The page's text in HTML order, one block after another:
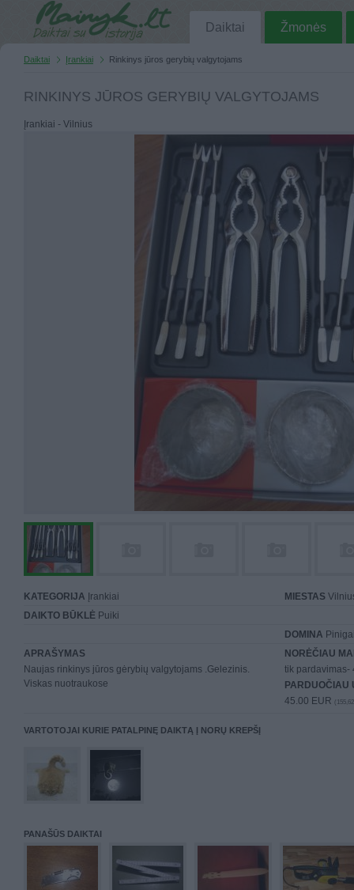
Daiktai Žmonės
Daiktai Įrankiai Rinkinys jūros gerybių valgytojams
RINKINYS JŪROS GERYBIŲ VALGYTOJAMS
Įrankiai - Vilnius
KATEGORIJA Įrankiai MIESTAS
DAIKTO BŪKLĖ Puiki
DOMINA
APRAŠYMAS
Naujas rinkinys jūros gėrybių valgytojams .Gelezinis.
Viskas nuotraukose
NORĖČIAU
tik pardavimas-
PARDUOČIAU
45.00 EUR
VARTOTOJAI KURIE PATALPINĘ DAIKTĄ Į NORŲ KREPŠĮ
PANAŠŪS DAIKTAI